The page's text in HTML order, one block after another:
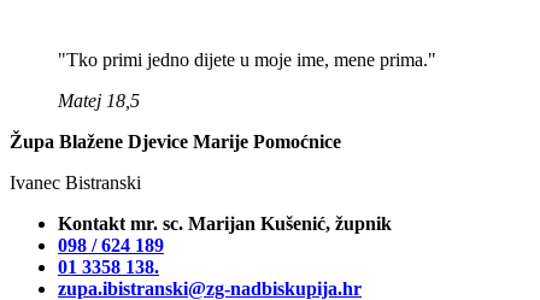
"Tko primi jedno dijete u moje ime, mene prima."
Matej 18,5
Župa Blažene Djevice Marije Pomoćnice
Ivanec Bistranski
Kontakt mr. sc. Marijan Kušenić, župnik
098 / 624 189
01 3358 138‬.
zupa.ibistranski@zg-nadbiskupija.hr